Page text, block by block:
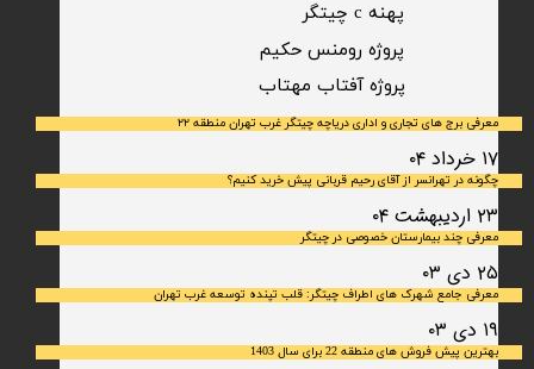
معرفی برج های تجاری و اداری دریاچه چیتگر غرب تهران منطقه ۲۲
۱۷ خرداد ۰۴
چگونه در تهرانسر از آقای رحیم قربانی پیش خرید کنیم؟
۲۳ اردیبهشت ۰۴
معرفی چند بیمارستان خصوصی در چیتگر
۲۵ دی ۰۳
معرفی جامع شهرک‌ های اطراف چیتگر: قلب تپنده توسعه غرب تهران
۱۹ دی ۰۳
بهترین پیش فروش های منطقه 22 برای سال 1403
​پروژه آفتاب مهتاب
پروژه رومنس حکیم
پهنه c چیتگر